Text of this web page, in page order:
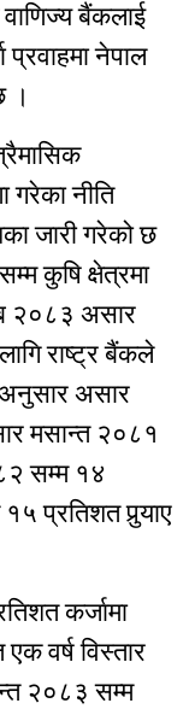
बैंकलाई
प्रवाहमा नेपाल
।
गरेका नीति
जारी गरेको छ
कुषि क्षेत्रमा
२०८३ असार
राष्ट्र बैंकले
असार
मसान्त २०८१
सम्म १४
प्रतिशत पुर्‍याए
कर्जामा
वर्ष विस्तार
२०८३ सम्म